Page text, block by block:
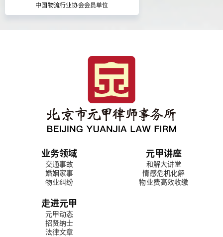
中国物流行业协会会员单位
业务领域
交通事故
婚姻家事
物业纠纷
元甲讲座
和解大讲堂
情感危机化解
物业费高效收缴
走进元甲
元甲动态
招贤纳士
法律文章